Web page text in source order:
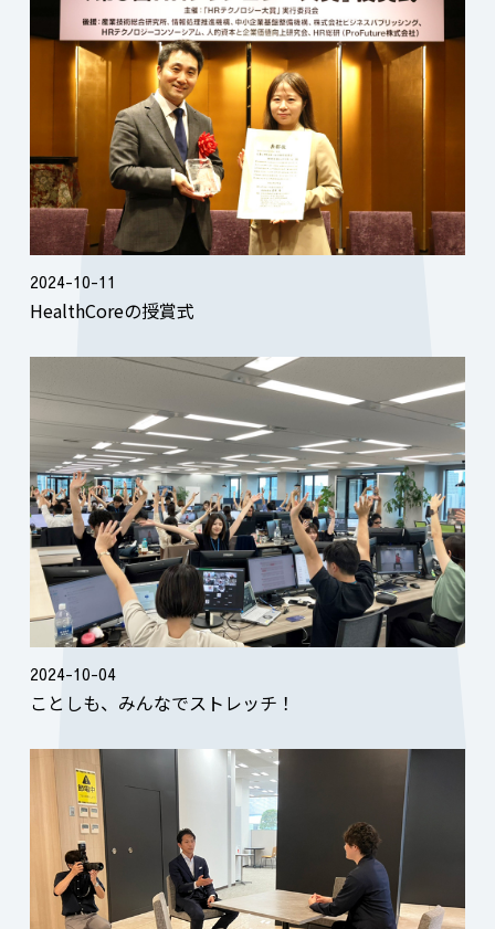
2024-10-11
HealthCoreの授賞式
2024-10-04
ことしも、みんなでストレッチ！